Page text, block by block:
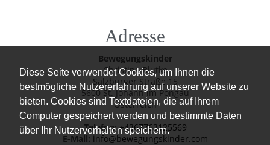
Diese Seite verwendet Cookies, um Ihnen die
bestmögliche Nutzererfahrung auf unserer Website zu
bieten. Cookies sind Textdateien, die auf Ihrem
Computer gespeichert werden und bestimmte Daten
über Ihr Nutzerverhalten speichern.
Adresse
Bewegungskinder
Christina Blutke
Salzburger Straße 15
5600 St. Johann im Pongau
Österreich
Telefon: +4367763125569
E-Mail: info@bewegungskinder.com